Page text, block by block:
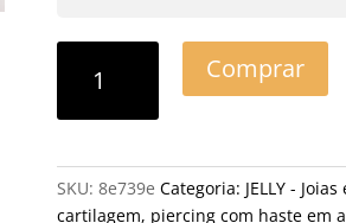
Comprar
SKU: 8e739e Categoria: JELLY -
cartilagem, piercing com haste em